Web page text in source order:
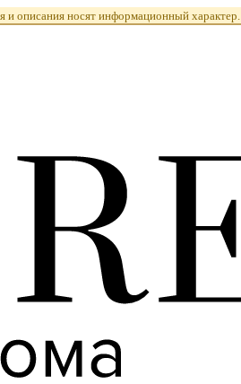
описания носят информационный характер.